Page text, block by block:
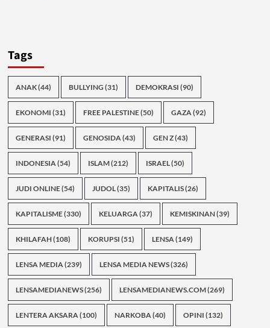
Tags
ANAK(44) BULLYING (31) DEMOKRASI (90)
EKONOMI (31) FREE PALESTINE(50) GAZA(92)
GENERASI (91) GENOSIDA(43) GEN Z(43)
INDONESIA(54) ISLAM(212) ISRAEL(50)
JUDI ONLINE(54) JUDOL(35) KAPITALIS(26)
KAPITALISME(330) KELUARGA(37) KEMISKINAN(39)
KHILAFAH(108) KORUPSI (51) LENSA(149)
LENSA MEDIA(239) LENSA MEDIA NEWS(326)
LENSAMEDIANEWS(256) LENSAMEDIANEWS.COM(269)
LENTERA AKSARA(100) NARKOBA(40) OPINI (132)